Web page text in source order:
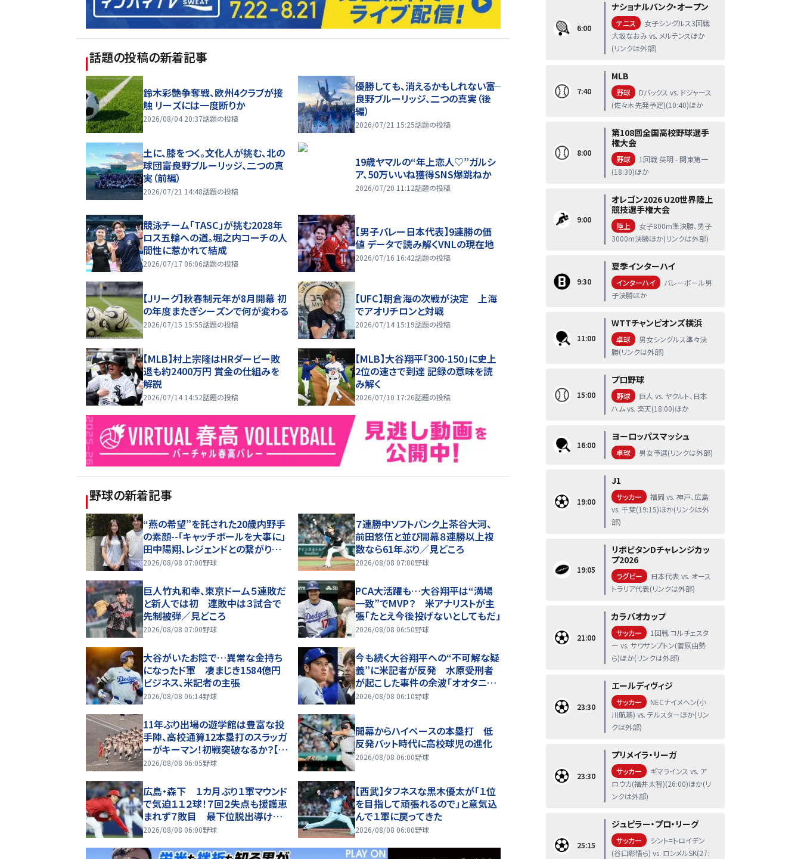
話題の投稿の新着記事
鈴木彩艶争奪戦、欧州4クラブが接
触 リーズには一度断りか
2026/08/04 20:37話題の投稿
優勝しても、消えるかもしれない――富
良野ブルーリッジ、二つの真実（後
編）
2026/07/21 15:25話題の投稿
土に、膝をつく。文化人が挑む、北の
球団――富良野ブルーリッジ、二つの真
実（前編）
2026/07/21 14:48話題の投稿
19歳ヤマルの“年上恋人♡”ガルシ
ア、50万いいね獲得SNS爆跳ねか
2026/07/20 11:12話題の投稿
競泳チーム「TASC」が挑む2028年
ロス五輪への道。堀之内コーチの人
間性に惹かれて結成
2026/07/17 06:06話題の投稿
【男子バレー日本代表】9連勝の価
値 データで読み解くVNLの現在地
2026/07/16 16:42話題の投稿
【Jリーグ】秋春制元年が8月開幕 初
の年度またぎシーズンで何が変わる
2026/07/15 15:55話題の投稿
【UFC】朝倉海の次戦が決定 上海
でアオリチロンと対戦
2026/07/14 15:19話題の投稿
【MLB】村上宗隆はHRダービー敗
退も約2400万円 賞金の仕組みを
解説
2026/07/14 14:52話題の投稿
【MLB】大谷翔平「300-150」に史上
2位の速さで到達 記録の意味を読
み解く
2026/07/10 17:26話題の投稿
野球の新着記事
“燕の希望”を託された20歳内野手
の素顔--「キャッチボールを大事に」
田中陽翔、レジェンドとの繋がりと
歩み【しのの応燕レポート】
2026/08/08 07:00野球
７連勝中ソフトバンク上茶谷大河、
前田悠伍と並び開幕８連勝以上複
数なら61年ぶり／見どころ
2026/08/08 07:00野球
巨人竹丸和幸、東京ドーム５連敗だ
と新人では初 連敗中は３試合で
先制被弾／見どころ
2026/08/08 07:00野球
PCA大活躍も…大谷翔平は“満場
一致”でMVP？ 米アナリストが主
張「たとえ今後投げないとしてもだ」
2026/08/08 06:50野球
大谷がいたお陰で…異常な金持ち
になったド軍 凄まじき1584億円
ビジネス、米記者の主張
2026/08/08 06:14野球
今も続く大谷翔平への“不可解な疑
義”に米記者が反発 水原受刑者
が起こした事件の余波「オオタニが
ギャンブルをしていたと信じ込んで
2026/08/08 06:10野球
11年ぶり出場の遊学館は豊富な投
手陣、高校通算12本塁打のスラッガ
ーがキーマン！初戦突破なるか？【夏
の甲子園・ベンチ入り選手紹介】
2026/08/08 06:05野球
開幕からハイペースの本塁打 低
反発バット時代に高校球児の進化
2026/08/08 06:00野球
広島・森下 １カ月ぶり１軍マウンド
で気迫１１２球！７回２失点も援護恵
まれず７敗目 最下位脱出導けず
「チーム勝たせたかった」
2026/08/08 06:00野球
【西武】タフネスな黒木優太が「１位
を目指して頑張れるので」と意気込
んで１軍に戻ってきた
2026/08/08 06:00野球
6:00
ナショナルバンク・オープン
テニス
女子シングルス3回戦
大坂なおみ vs. メルテンスほか
(リンクは外部)
7:40
MLB
野球
Dバックス vs. ドジャース
(佐々木先発予定)(10:40)ほか
8:00
第108回全国高校野球選手
権大会
野球
1回戦 英明 - 関東第一
(18:30)ほか
9:00
オレゴン2026 U20世界陸上
競技選手権大会
陸上
女子800m準決勝、男子
3000m決勝ほか(リンクは外部)
9:30
夏季インターハイ
インターハイ
バレーボール男
子決勝ほか
11:00
WTTチャンピオンズ横浜
卓球
男女シングルス準々決
勝(リンクは外部)
15:00
プロ野球
野球
巨人 vs. ヤクルト、日本
ハム vs. 楽天(18:00)ほか
16:00
ヨーロッパスマッシュ
卓球 男女予選(リンクは外部)
19:00
J1
サッカー
福岡 vs. 神戸、広島
vs. 千葉(19:15)ほか(リンクは外
部)
19:05
リポビタンDチャレンジカッ
プ2026
ラグビー
日本代表 vs. オース
トラリア代表(リンクは外部)
21:00
カラバオカップ
サッカー
1回戦 コルチェスタ
ー vs. サウサンプトン(菅原由勢
ら)ほか(リンクは外部)
23:30
エールディヴィジ
サッカー
NECナイメヘン(小
川航基) vs. テルスターほか(リン
クは外部)
23:30
プリメイラ・リーガ
サッカー
ギマラインス vs. ア
ロウカ(福井太智)(26:00)ほか(リ
ンクは外部)
25:15
ジュピラー・プロ・リーグ
サッカー
シント=トロイデン
(谷口彰悟ら) vs. ロンメルSK(27: